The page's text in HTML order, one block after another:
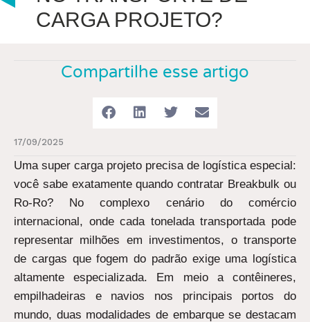
CARGA PROJETO?
Compartilhe esse artigo
17/09/2025
Uma super carga projeto precisa de logística especial:
você sabe exatamente quando contratar Breakbulk ou
Ro-Ro? No complexo cenário do comércio
internacional, onde cada tonelada transportada pode
representar milhões em investimentos, o transporte
de cargas que fogem do padrão exige uma logística
altamente especializada. Em meio a contêineres,
empilhadeiras e navios nos principais portos do
mundo, duas modalidades de embarque se destacam